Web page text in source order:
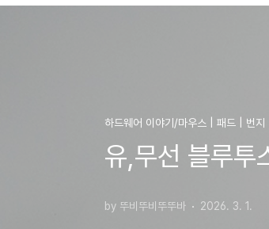
하드웨어 이야기/마우스 | 패드 | 번지
유,무선 블루투
by 뚜비뚜비뚜뚜바 2026. 3. 1.